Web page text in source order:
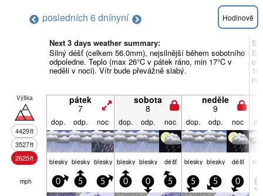
posledních 6 dnínyní Hodinově
Next 3 days weather summary:
Silný déšť (celkem 56.0mm), nejsilnější během sobotního
odpoledne. Teplo (max 26°C v pátek ráno, min 17°C v
neděli v noci). Vítr bude převážně slabý.
Výška
4429ft
3527ft
2625ft
pátek
7
sobota
8
neděle
9
dop. odp. noc dop. odp. noc dop. odp. noc
blesky blesky blesky blesky blesky déšť blesky blesky déšť
mph 0 5 5 0 0 5 5 5 0